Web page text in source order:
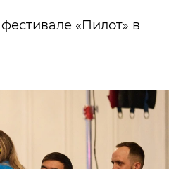
«Пилот» в